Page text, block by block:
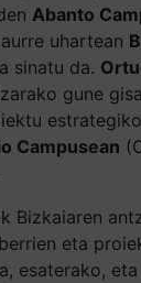
Abanto
uhartean
sinatu da.
gune
Campusean
Bizkaiaren
eta
esaterako,